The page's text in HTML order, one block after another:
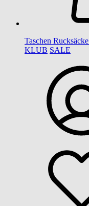
Taschen Rucksäcke
KLUB SALE